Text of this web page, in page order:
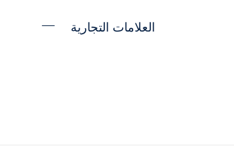
العلامات التجارية